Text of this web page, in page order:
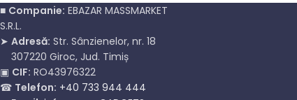
■ Companie: EBAZAR MASSMARKET
S.R.L.
➤ Adresă: Str. Sânzienelor, nr. 18
307220 Giroc, Jud. Timiș
▣ CIF: RO43976322
☎ Telefon: +40 733 944 444